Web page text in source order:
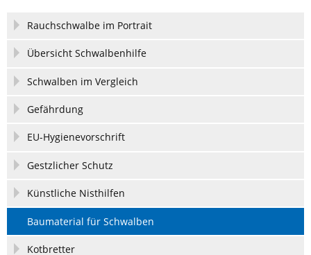
Navigation
Rauchschwalbe im Portrait
Übersicht Schwalbenhilfe
Schwalben im Vergleich
Gefährdung
EU-Hygienevorschrift
Gestzlicher Schutz
Künstliche Nisthilfen
Baumaterial für Schwalben
Kotbretter